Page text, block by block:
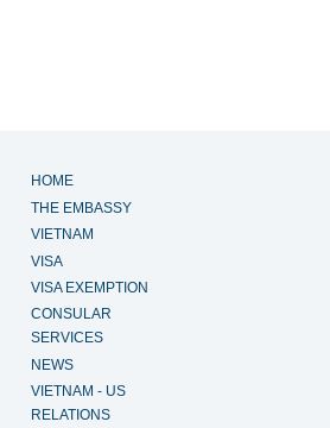
HOME
THE EMBASSY
VIETNAM
VISA
VISA EXEMPTION
CONSULAR
SERVICES
NEWS
VIETNAM - US
RELATIONS